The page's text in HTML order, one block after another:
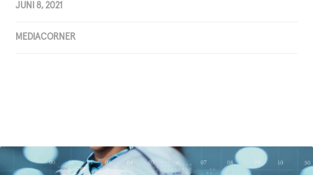
JUNI 8, 2021
MEDIACORNER